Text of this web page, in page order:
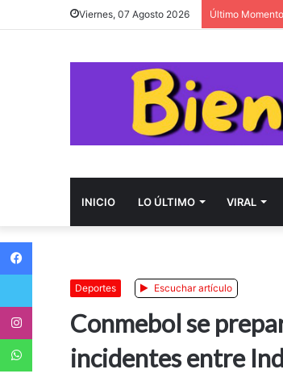
Viernes, 07 Agosto 2026 Último Momento
INICIO LO ÚLTIMO VIRAL
Deportes Escuchar artículo
Conmebol se
incidentes entre